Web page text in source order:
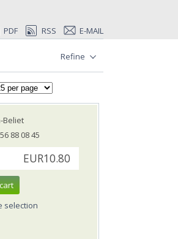
PDF RSS E-MAIL
Refine
Beliet
88 08 45
EUR10.80
selection